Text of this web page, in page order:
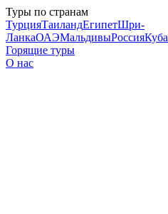
Туры по странам
ТурцияТаиландЕгипетШри-
ЛанкаОАЭМальдивыРоссияКуба
Горящие туры
О нас